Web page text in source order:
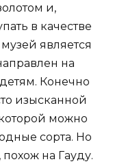
и,
в качестве
является
на
Конечно
изысканной
можно
сорта. Но
на Гауду.